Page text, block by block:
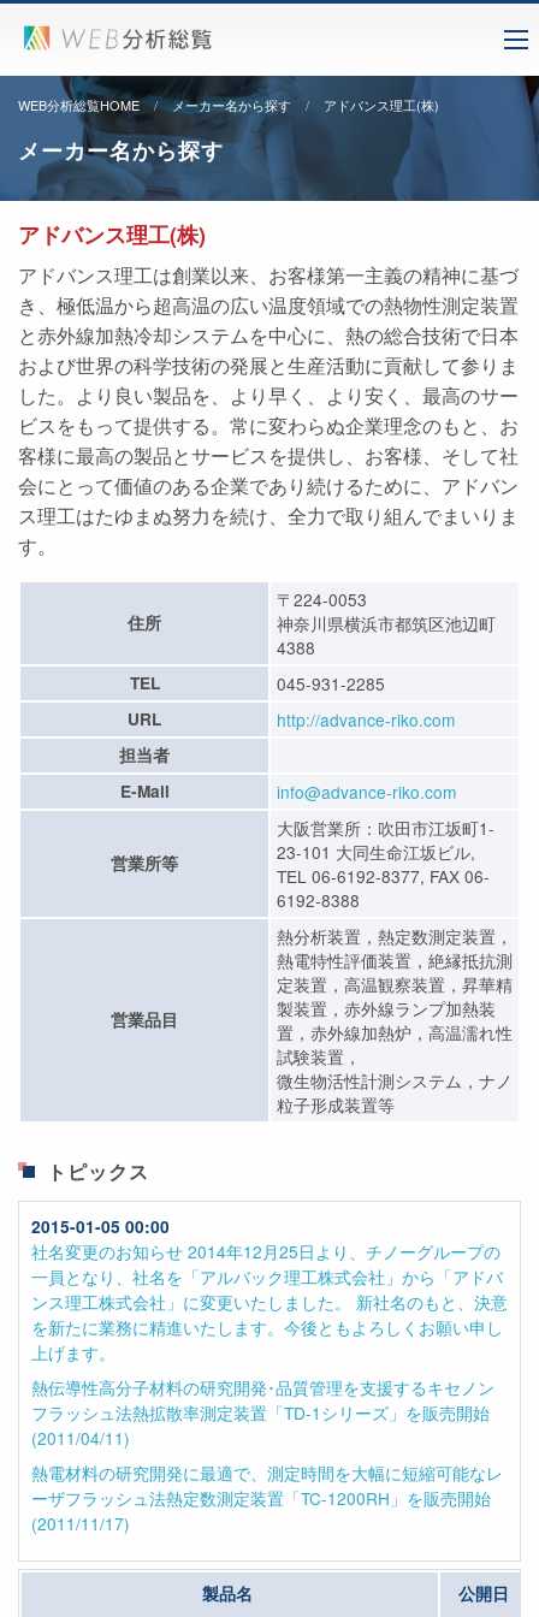
WEB分析総覧HOME メーカー名から探す アドバンス理工(株)
メーカー名から探す
アドバンス理工(株)
アドバンス理工は創業以来、お客様第一主義の精神に基づ
き、極低温から超高温の広い温度領域での熱物性測定装置
と赤外線加熱冷却システムを中心に、熱の総合技術で日本
および世界の科学技術の発展と生産活動に貢献して参りま
した。より良い製品を、より早く、より安く、最高のサー
ビスをもって提供する。常に変わらぬ企業理念のもと、お
客様に最高の製品とサービスを提供し、お客様、そして社
会にとって価値のある企業であり続けるために、アドバン
ス理工はたゆまぬ努力を続け、全力で取り組んでまいりま
す。
住所
〒224-0053
神奈川県横浜市都筑区池辺町
4388
TEL 045-931-2285
URL http://advance-riko.com
担当者
E-Mail
info@advance-riko.com
営業所等
大阪営業所：吹田市江坂町1-
23-101 大同生命江坂ビル,
TEL 06-6192-8377, FAX 06-
6192-8388
営業品目
熱分析装置，熱定数測定装置，
熱電特性評価装置，絶縁抵抗測
定装置，高温観察装置，昇華精
製装置，赤外線ランプ加熱装
置，赤外線加熱炉，高温濡れ性
試験装置，
微生物活性計測システム，ナノ
粒子形成装置等
トピックス
製品名 公開日